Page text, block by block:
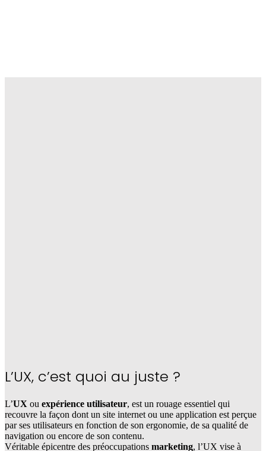
L’UX, c’est quoi au juste ?
L’UX ou expérience utilisateur, est un rouage essentiel qui
recouvre la façon dont un site internet ou une application est perçue
par ses utilisateurs en fonction de son ergonomie, de sa qualité de
navigation ou encore de son contenu.
Véritable épicentre des préoccupations marketing, l’UX vise à